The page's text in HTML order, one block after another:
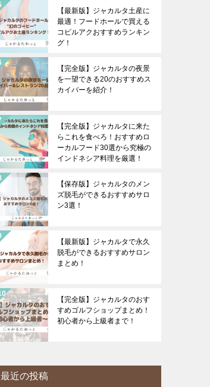
【最新版】ジャカルタ土産に
最適！フードホールで買える
コピルアクおすすめランキン
グ！
【完全版】ジャカルタの夜景
を一望できる20のおすすめス
カイバーを紹介！
【完全版】ジャカルタに来た
らこれを食べろ！おすすめロ
ーカルフード30選から究極の
インドネシア料理を厳選！
【保存版】ジャカルタのメン
ズ脱毛ができるおすすめサロ
ン3選！
【最新版】ジャカルタで永久
脱毛ができるおすすめサロン
まとめ！
【完全版】ジャカルタのおす
すめゴルフショップまとめ！
初心者から上級者まで！
最近の投稿